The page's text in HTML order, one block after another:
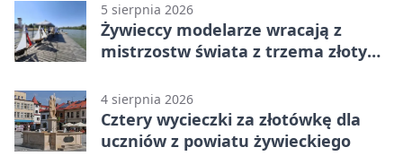
5 sierpnia 2026
Żywieccy modelarze wracają z
mistrzostw świata z trzema złotymi
4 sierpnia 2026
Cztery wycieczki za złotówkę dla
uczniów z powiatu żywieckiego